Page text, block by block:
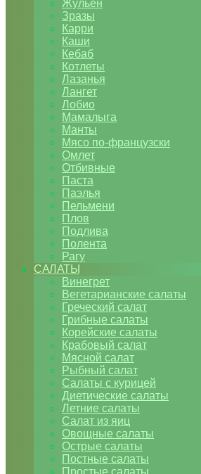
Жульен
Зразы
Карри
Каши
Кебаб
Котлеты
Лазанья
Лангет
Лобио
Мамалыга
Манты
Мясо по-французски
Омлет
Отбивные
Паста
Паэлья
Пельмени
Плов
Подлива
Полента
Рагу
САЛАТЫ
Винегрет
Вегетарианские салаты
Греческий салат
Грибные салаты
Корейские салаты
Крабовый салат
Мясной салат
Рыбный салат
Салаты с курицей
Диетические салаты
Летние салаты
Салат из яиц
Овощные салаты
Острые салаты
Постные салаты
Простые салаты